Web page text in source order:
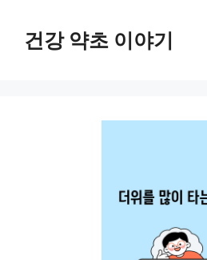
건강 약초 이야기